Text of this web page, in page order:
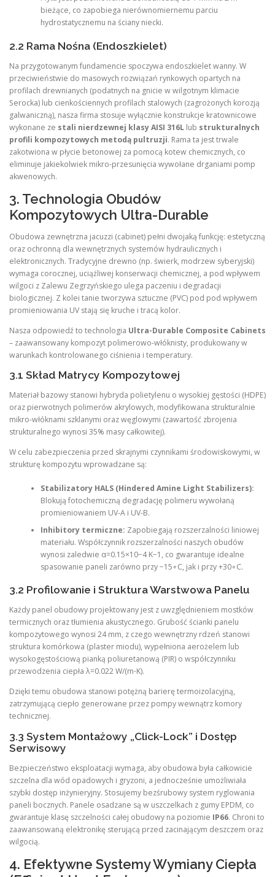
bieżące, co zapobiega nierównomiernemu parciu
hydrostatycznemu na ściany niecki.
2.2 Rama Nośna (Endoszkielet)
Na przygotowanym fundamencie spoczywa endoszkielet wanny. W
przeciwieństwie do masowych rozwiązań rynkowych opartych na
profilach drewnianych (podatnych na gnicie w wilgotnym klimacie
Serocka) lub cienkościennych profilach stalowych (zagrożonych korozją
galwaniczną), nasza firma stosuje wyłącznie konstrukcje kratownicowe
wykonane ze stali nierdzewnej klasy AISI 316L lub strukturalnych
profili kompozytowych metodą pultruzji. Rama ta jest trwale
zakotwiona w płycie betonowej za pomocą kotew chemicznych, co
eliminuje jakiekolwiek mikro-przesunięcia wywołane drganiami pomp
akwenowych.
3. Technologia Obudów
Kompozytowych Ultra-Durable
Obudowa zewnętrzna jacuzzi (cabinet) pełni dwojaką funkcję: estetyczną
oraz ochronną dla wewnętrznych systemów hydraulicznych i
elektronicznych. Tradycyjne drewno (np. świerk, modrzew syberyjski)
wymaga corocznej, uciążliwej konserwacji chemicznej, a pod wpływem
wilgoci z Zalewu Zegrzyńskiego ulega paczeniu i degradacji
biologicznej. Z kolei tanie tworzywa sztuczne (PVC) pod pod wpływem
promieniowania UV stają się kruche i tracą kolor.
Nasza odpowiedź to technologia Ultra-Durable Composite Cabinets
– zaawansowany kompozyt polimerowo-włóknisty, produkowany w
warunkach kontrolowanego ciśnienia i temperatury.
3.1 Skład Matrycy Kompozytowej
Materiał bazowy stanowi hybryda polietylenu o wysokiej gęstości (HDPE)
oraz pierwotnych polimerów akrylowych, modyfikowana strukturalnie
mikro-włóknami szklanymi oraz węglowymi (zawartość zbrojenia
strukturalnego wynosi 35% masy całkowitej).
W celu zabezpieczenia przed skrajnymi czynnikami środowiskowymi, w
strukturę kompozytu wprowadzane są:
Stabilizatory HALS (Hindered Amine Light Stabilizers):
Blokują fotochemiczną degradację polimeru wywołaną
promieniowaniem UV-A i UV-B.
Inhibitory termiczne: Zapobiegają rozszerzalności liniowej
materiału. Współczynnik rozszerzalności naszych obudów
wynosi zaledwie α=0.15×10−4 K−1, co gwarantuje idealne
spasowanie paneli zarówno przy −15∘C, jak i przy +30∘C.
3.2 Profilowanie i Struktura Warstwowa Panelu
Każdy panel obudowy projektowany jest z uwzględnieniem mostków
termicznych oraz tłumienia akustycznego. Grubość ścianki panelu
kompozytowego wynosi 24 mm, z czego wewnętrzny rdzeń stanowi
struktura komórkowa (plaster miodu), wypełniona aerożelem lub
wysokogęstościową pianką poliuretanową (PIR) o współczynniku
przewodzenia ciepła λ=0.022 W/(m⋅K).
Dzięki temu obudowa stanowi potężną barierę termoizolacyjną,
zatrzymującą ciepło generowane przez pompy wewnątrz komory
technicznej.
3.3 System Montażowy „Click-Lock” i Dostęp
Serwisowy
Bezpieczeństwo eksploatacji wymaga, aby obudowa była całkowicie
szczelna dla wód opadowych i gryzoni, a jednocześnie umożliwiała
szybki dostęp inżynieryjny. Stosujemy bezśrubowy system ryglowania
paneli bocznych. Panele osadzane są w uszczelkach z gumy EPDM, co
gwarantuje klasę szczelności całej obudowy na poziomie IP66. Chroni to
zaawansowaną elektronikę sterującą przed zacinającym deszczem oraz
wilgocią.
4. Efektywne Systemy Wymiany Ciepła